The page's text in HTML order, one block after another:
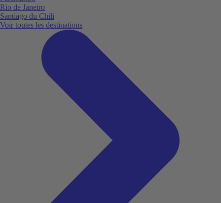
Rio de Janeiro
Santiago du Chili
Voir toutes les destinations